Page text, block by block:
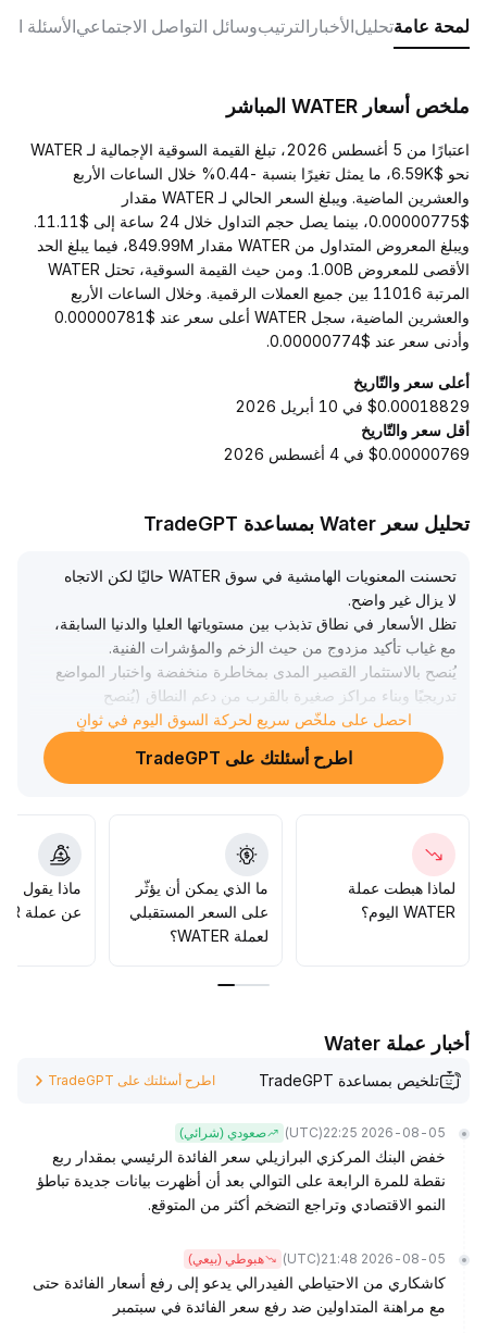
لمحة عامةتحليلالأخبار الترتيبوسائل التواصل الاجتماعيالأسئلة
ملخص أسعار WATER المباشر
اعتبارًا من 5 أغسطس 2026، تبلغ القيمة السوقية الإجمالية لـ WATER
نحو $6.59K، ما يمثل تغيرًا بنسبة -0.44% خلال الساعات الأربع
والعشرين الماضية. ويبلغ السعر الحالي لـ WATER مقدار
$0.00000775، بينما يصل حجم التداول خلال 24 ساعة إلى $11.11.
ويبلغ المعروض المتداول من WATER مقدار 849.99M، فيما يبلغ الحد
الأقصى للمعروض 1.00B. ومن حيث القيمة السوقية، تحتل WATER
المرتبة 11016 بين جميع العملات الرقمية. وخلال الساعات الأربع
والعشرين الماضية، سجل WATER أعلى سعر عند $0.00000781
وأدنى سعر عند $0.00000774.
أعلى سعر والتّاريخ
$0.00018829 في 10 أبريل 2026
أقل سعر والتّاريخ
$0.00000769 في 4 أغسطس 2026
تحليل سعر Water بمساعدة TradeGPT
تحسنت المعنويات الهامشية في سوق WATER حاليًا لكن الاتجاه
لا يزال غير واضح.
تظل الأسعار في نطاق تذبذب بين مستوياتها العليا والدنيا السابقة،
مع غياب تأكيد مزدوج من حيث الزخم والمؤشرات الفنية.
يُنصح بالاستثمار القصير المدى بمخاطرة منخفضة واختبار المواضع
تدريجيًا وبناء مراكز صغيرة بالقرب من دعم النطاق (يُنصح
بمراقبة 2 .
15-2
30 دولار أمريكي)، مع تحديد نقطة وقف الخسارة بصرامة أسفل
واضح فوق 2
50 دولار
ولا تزال المتابعة على المدى البعيد بحاجة لمراقبة بيانات السلسلة
والمعطيات الأساسية، والانتظار حتى ظهور إشارة واضحة لاتجاه
احصل على ملخّص سريع لحركة السوق اليوم في ثوانٍ
اطرح أسئلتك على TradeGPT
لماذا هبطت عملة
WATER اليوم؟
ما الذي يمكن أن يؤثّر
على السعر المستقبلي
لعملة WATER؟
ماذا يقول
عن عملة WATER؟
أخبار عملة Water
تلخيص بمساعدة TradeGPT اطرح أسئلتك على TradeGPT
2026-08-05 22:25
(UTC) صعودي (شرائي)
خفض البنك المركزي البرازيلي سعر الفائدة الرئيسي بمقدار ربع
نقطة للمرة الرابعة على التوالي بعد أن أظهرت بيانات جديدة تباطؤ
النمو الاقتصادي وتراجع التضخم أكثر من المتوقع.
2026-08-05 21:48
(UTC) هبوطي (بيعي)
كاشكاري من الاحتياطي الفيدرالي يدعو إلى رفع أسعار الفائدة حتى
مع مراهنة المتداولين ضد رفع سعر الفائدة في سبتمبر